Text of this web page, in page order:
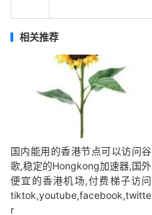
相关推荐
国内能用的香港节点可以访问谷
歌,稳定的Hongkong加速器,国外
便宜的香港机场,付费梯子访问
tiktok,youtube,facebook,twitte
r